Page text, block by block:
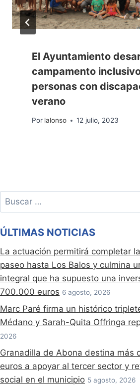
El Ayuntamiento
campamento
personas con
verano
Por lalonso 12 julio, 2023
Buscar:
ÚLTIMAS NOTICIAS
La actuación permitirá completar
paseo hasta Los Balos y culmina
integral que ha supuesto una
700.000 euros 6 agosto, 2026
Marc Paré firma un histórico
Médano y Sarah-Quita Offringa
2026
Granadilla de Abona destina más
euros a apoyar al tercer sector y
social en el municipio 5 agosto, 2026